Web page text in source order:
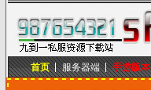
首页 服务器端 手游版本